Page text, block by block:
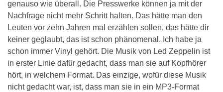
genauso wie überall. Die Presswerke können ja mit der
Nachfrage nicht mehr Schritt halten. Das hätte man den
Leuten vor zehn Jahren mal erzählen sollen, das hätte dir
keiner geglaubt, das ist schon phänomenal. Ich habe ja
schon immer Vinyl gehört. Die Musik von Led Zeppelin ist
in erster Linie dafür gedacht, dass man sie auf Kopfhörer
hört, in welchem Format. Das einzige, wofür diese Musik
nicht gedacht war, ist, dass man sie in ein MP3-Format